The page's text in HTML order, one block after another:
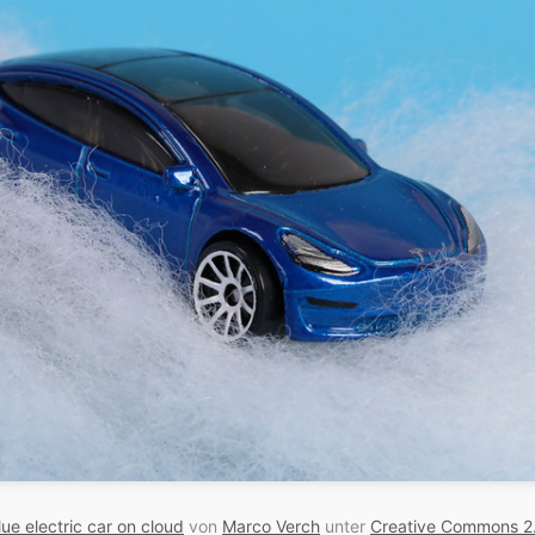
electric car on cloud von Marco Verch unter Creative Commons